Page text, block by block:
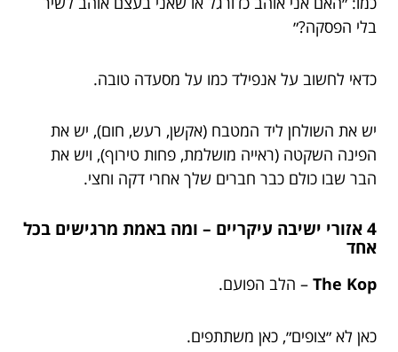
בלי הפסקה?״
כדאי לחשוב על אנפילד כמו על מסעדה טובה.
יש את השולחן ליד המטבח (אקשן, רעש, חום), יש את
הפינה השקטה (ראייה מושלמת, פחות טירוף), ויש את
הבר שבו כולם כבר חברים שלך אחרי דקה וחצי.
4 אזורי ישיבה עיקריים – ומה באמת מרגישים בכל
אחד
The Kop – הלב הפועם.
כאן לא ״צופים״, כאן משתתפים.